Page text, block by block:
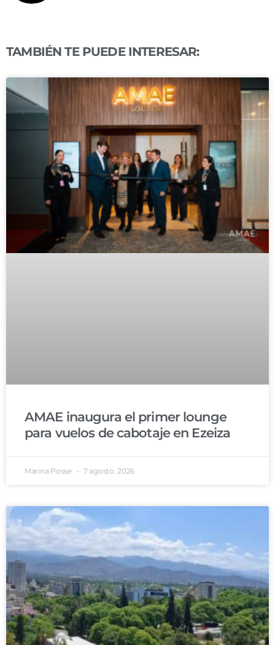
TAMBIÉN TE PUEDE INTERESAR:
AMAE inaugura el primer lounge
para vuelos de cabotaje en Ezeiza
Marina Posse 7 agosto, 2026